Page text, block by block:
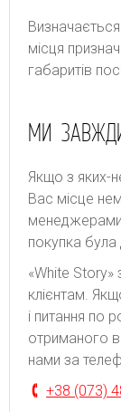
місця
гaбapитів
МИ
Якщо з яких-
Вас місце
покупка була
«White Story»
клієнтам.
і питання по
отриманого
нами за
+38 (073)